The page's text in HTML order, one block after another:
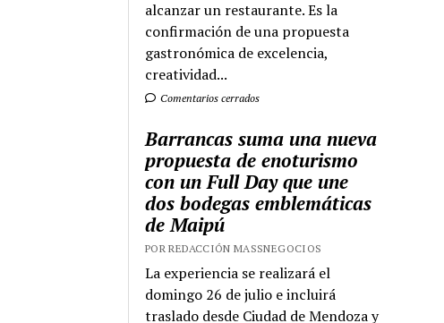
alcanzar un restaurante. Es la
confirmación de una propuesta
gastronómica de excelencia,
creatividad...
Comentarios cerrados
Barrancas suma una nueva
propuesta de enoturismo
con un Full Day que une
dos bodegas emblemáticas
de Maipú
POR REDACCIÓN MASSNEGOCIOS
La experiencia se realizará el
domingo 26 de julio e incluirá
traslado desde Ciudad de Mendoza y